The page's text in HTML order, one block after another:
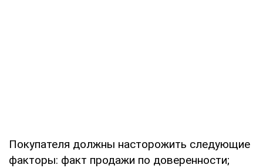
Покупателя должны насторожить следующие
факторы: факт продажи по доверенности;